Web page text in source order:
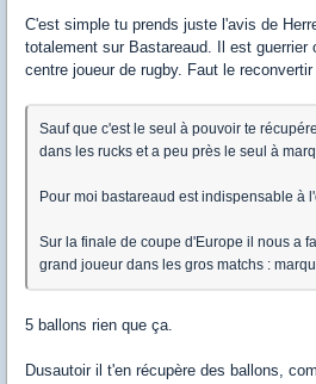
C'est simple tu prends juste l'avis de
totalement sur Bastareaud. Il est guerrier
centre joueur de rugby. Faut le
Sauf que c'est le seul à pouvoir te
dans les rucks et a peu près le seul à
Pour moi bastareaud est indispensable à
Sur la finale de coupe d'Europe il nous a
grand joueur dans les gros matchs :
5 ballons rien que ça.
Dusautoir il t'en récupère des ballons,